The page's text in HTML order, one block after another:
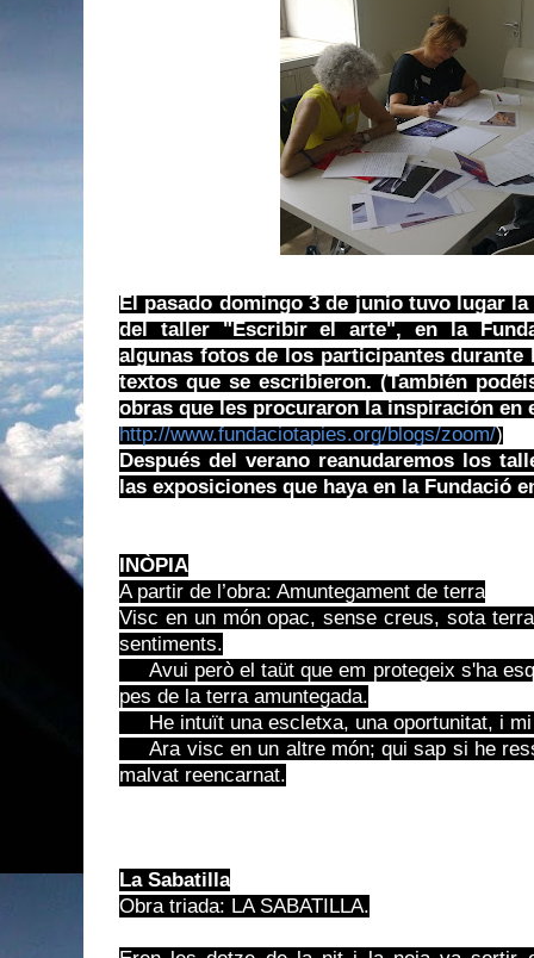
El pasado domingo 3 de junio tuvo lugar
del taller "Escribir el arte", en la
algunas fotos de los participantes
textos que se escribieron. (También
obras que les procuraron la inspiración en
http://www.fundaciotapies.org/blogs/zoom/)
Después del verano reanudaremos los
las exposiciones que haya en la Fundació
INÒPIA
A partir de l’obra: Amuntegament de terra
Visc en un món opac, sense creus, sota
sentiments.
Avui però el taüt que em protegeix s'ha
pes de la terra amuntegada.
He intuït una escletxa, una oportunitat, i mi
Ara visc en un altre món; qui sap si he
malvat reencarnat.
La Sabatilla
Obra triada: LA SABATILLA.